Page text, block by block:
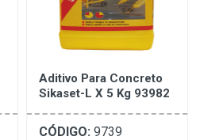
Aditivo Para Concreto
Sikaset-L X 5 Kg 93982
CÓDIGO: 9739